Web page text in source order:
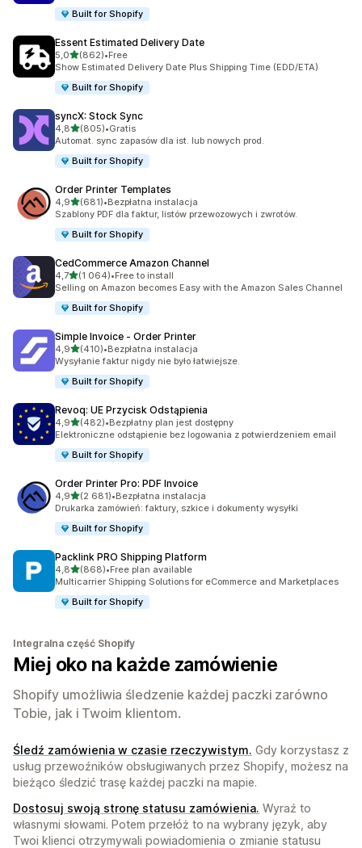
Built for Shopify
Essent Estimated Delivery Date
5,0na 5 gwiazdek
(862)
Łączna liczba recenzji: 862
•Free
Show Estimated Delivery Date Plus Shipping Time (EDD/ETA)
Built for Shopify
syncX: Stock Sync
4,8na 5 gwiazdek
(805)
Łączna liczba recenzji: 805
•Gratis
Automat. sync zapasów dla ist. lub nowych prod.
Built for Shopify
Order Printer Templates
4,9na 5 gwiazdek
(681)
Łączna liczba recenzji: 681
•Bezpłatna instalacja
Szablony PDF dla faktur, listów przewozowych i zwrotów.
Built for Shopify
CedCommerce Amazon Channel
4,7na 5 gwiazdek
(1 064)
Łączna liczba recenzji: 1064
•Free to install
Selling on Amazon becomes Easy with the Amazon Sales Channel
Built for Shopify
Simple Invoice ‑ Order Printer
4,9na 5 gwiazdek
(410)
Łączna liczba recenzji: 410
•Bezpłatna instalacja
Wysyłanie faktur nigdy nie było łatwiejsze.
Built for Shopify
Revoq: UE Przycisk Odstąpienia
4,9na 5 gwiazdek
(482)
Łączna liczba recenzji: 482
•Bezpłatny plan jest dostępny
Elektroniczne odstąpienie bez logowania z potwierdzeniem email
Built for Shopify
Order Printer Pro: PDF Invoice
4,9na 5 gwiazdek
(2 681)
Łączna liczba recenzji: 2681
•Bezpłatna instalacja
Drukarka zamówień: faktury, szkice i dokumenty wysyłki
Built for Shopify
Packlink PRO Shipping Platform
4,8na 5 gwiazdek
(868)
Łączna liczba recenzji: 868
•Free plan available
Multicarrier Shipping Solutions for eCommerce and Marketplaces
Built for Shopify
Integralna część Shopify
Miej oko na każde zamówienie
Shopify umożliwia śledzenie każdej paczki zarówno
Tobie, jak i Twoim klientom.
Śledź zamówienia w czasie rzeczywistym. Gdy korzystasz z
usług przewoźników obsługiwanych przez Shopify, możesz na
bieżąco śledzić trasę każdej paczki na mapie.
Dostosuj swoją stronę statusu zamówienia. Wyraź to
własnymi słowami. Potem przełóż to na wybrany język, aby
Twoi klienci otrzymywali powiadomienia o zmianie statusu